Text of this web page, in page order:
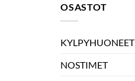
OSASTOT
KYLPYHUONEET
NOSTIMET